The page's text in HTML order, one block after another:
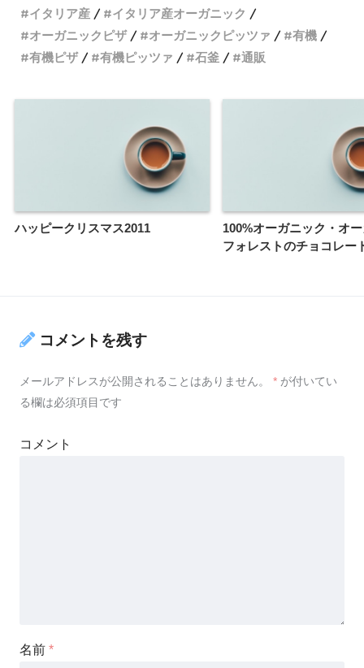
イタリア産
イタリア産オーガニック
オーガニックピザ
オーガニックピッツァ
有機
有機ピザ
有機ピッツァ 石釜 通販
ハッピークリスマス2011
100%オーガニック・オ
フォレストのチョコレー
コメントを残す
メールアドレスが公開されることはありません。 * が付いてい
る欄は必須項目です
コメント
名前 *